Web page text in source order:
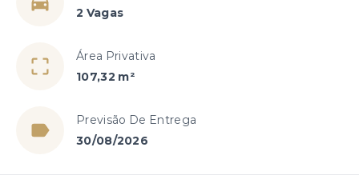
2 Vagas
Área Privativa
107,32 m²
Previsão De Entrega
30/08/2026